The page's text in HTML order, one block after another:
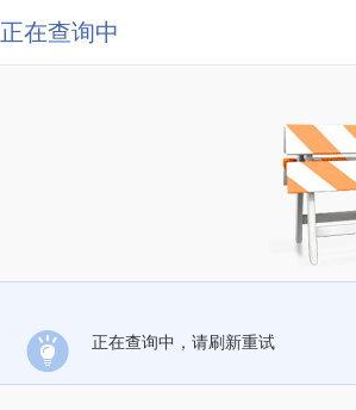
正在查询中
正在查询中，请刷新重试